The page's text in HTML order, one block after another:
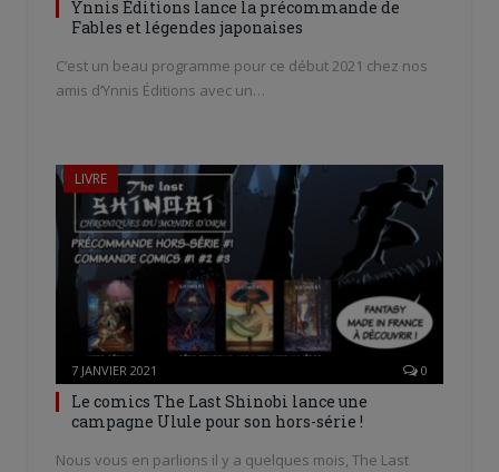
Ynnis Éditions lance la précommande de
Fables et légendes japonaises
C’est un beau programme pour ce début 2021 chez nos
amis d’Ynnis Éditions avec un…
LIVRE
7 JANVIER 2021 0
Le comics The Last Shinobi lance une
campagne Ulule pour son hors-série !
Nous vous en parlions il y a quelques mois, The Last